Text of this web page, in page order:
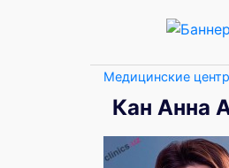
Медицинские
Кан Анна